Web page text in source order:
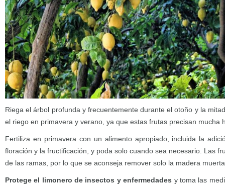
Riega el árbol profunda y frecuentemente durante el otoño y la
el riego en primavera y verano, ya que estas frutas precisan mucha
Fertiliza en primavera con un alimento apropiado, incluida la
floración y la fructificación, y poda solo cuando sea necesario. Las
de las ramas, por lo que se aconseja remover solo la madera
Protege el limonero de insectos y enfermedades y toma las